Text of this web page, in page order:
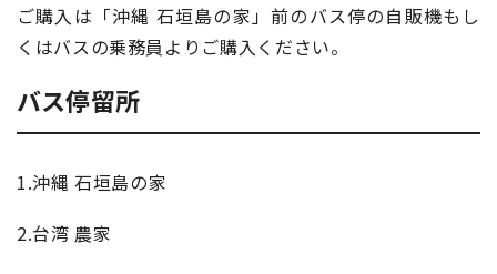
ご購入は「沖縄 石垣島の家」前のバス停の自販機もし
くはバスの乗務員よりご購入ください。
バス停留所
1.沖縄 石垣島の家
2.台湾 農家